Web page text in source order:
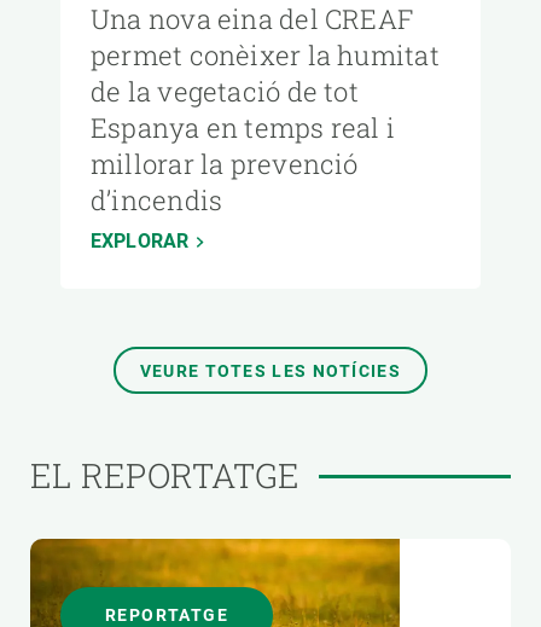
Una nova eina del CREAF
permet conèixer la humitat
de la vegetació de tot
Espanya en temps real i
millorar la prevenció
d’incendis
EXPLORAR
VEURE TOTES LES NOTÍCIES
EL REPORTATGE
REPORTATGE